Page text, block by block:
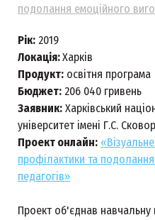
подолання емоційного
Рік: 2019
Локація:Харків
Продукт: освітня програма
Бюджет: 206 040 гривень
Заявник: Харківський
університет імені Г.С.
Проект онлайн:
профілактики та
педагогів»
Проект об'єднав навчальну